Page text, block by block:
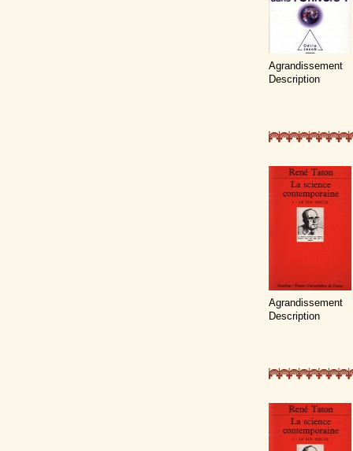
Agrandissement
Description
Agrandissement
Description